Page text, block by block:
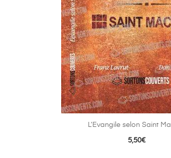
L’Evangile selon Saint
5,50€